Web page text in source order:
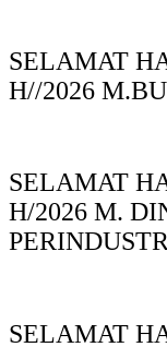
SELAMAT
H//2026
SELAMAT
H/2026 M.
SELAMAT